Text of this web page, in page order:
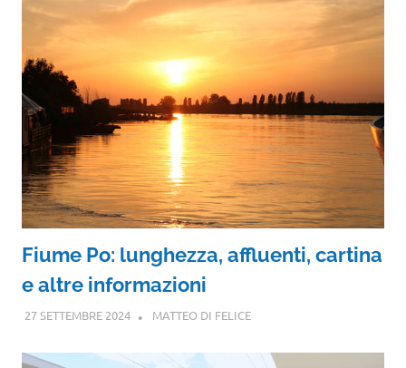
Fiume Po: lunghezza, affluenti, cartina
e altre informazioni
27 SETTEMBRE 2024 MATTEO DI FELICE